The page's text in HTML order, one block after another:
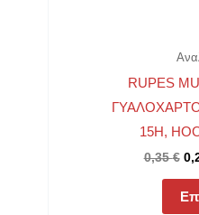
RUPES
15H,
0,35€